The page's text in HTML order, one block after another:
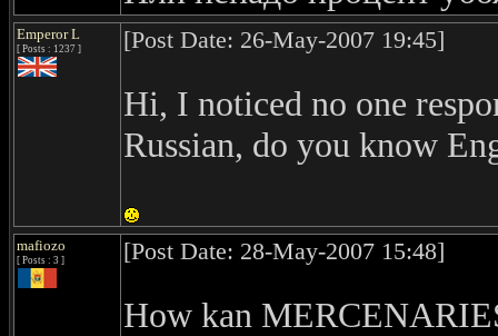
Emperor L
[ Posts : 1237 ] [Post Date: 26-May-2007 19:45]
Hi, I noticed no one
Russian, do you know
mafiozo
[ Posts : 3 ] [Post Date: 28-May-2007 15:48]
How kan